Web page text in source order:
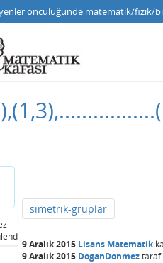
öncülüğünde matematik/fizik/
simetrik-gruplar
9 Aralık 2015 Lisans Matematik
9 Aralık 2015 DoganDonmez